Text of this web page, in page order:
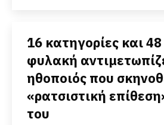
16 κατηγορίες και
φυλακή
ηθοποιός που
«ρατσιστική
του